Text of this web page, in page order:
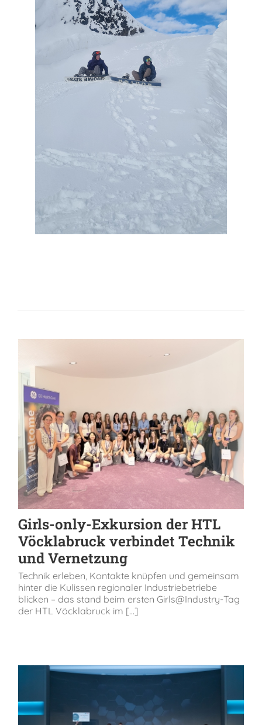
Girls-only-Exkursion der HTL
Vöcklabruck verbindet Technik
und Vernetzung
Technik erleben, Kontakte knüpfen und gemeinsam
hinter die Kulissen regionaler Industriebetriebe
blicken – das stand beim ersten Girls@Industry-Tag
der HTL Vöcklabruck im [...]